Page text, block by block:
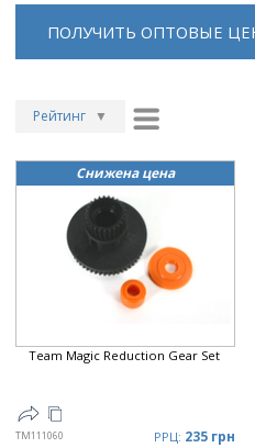
Обзоры
Войти в B2B
Стать партнером
ПОЛУЧИТЬ ОПТОВЫЕ
Рейтинг ▼
Дата ▲
Дата
Цена
▲
▼
Снижена цена
Team Magic Reduction Gear Set
TM111060 РРЦ: 235 грн